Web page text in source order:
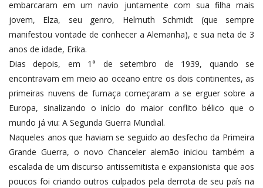
embarcaram em um navio juntamente com sua filha mais
jovem, Elza, seu genro, Helmuth Schmidt (que sempre
manifestou vontade de conhecer a Alemanha), e sua neta de 3
anos de idade, Erika.
Dias depois, em 1° de setembro de 1939, quando se
encontravam em meio ao oceano entre os dois continentes, as
primeiras nuvens de fumaça começaram a se erguer sobre a
Europa, sinalizando o início do maior conflito bélico que o
mundo já viu: A Segunda Guerra Mundial.
Naqueles anos que haviam se seguido ao desfecho da Primeira
Grande Guerra, o novo Chanceler alemão iniciou também a
escalada de um discurso antissemitista e expansionista que aos
poucos foi criando outros culpados pela derrota de seu país na